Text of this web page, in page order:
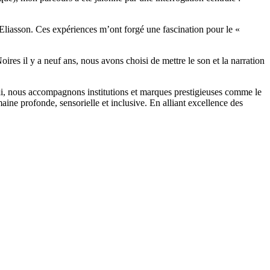
Ces expériences m’ont forgé une fascination pour le «
il y a neuf ans, nous avons choisi de mettre le son et la narration
accompagnons institutions et marques prestigieuses comme le
profonde, sensorielle et inclusive. En alliant excellence des